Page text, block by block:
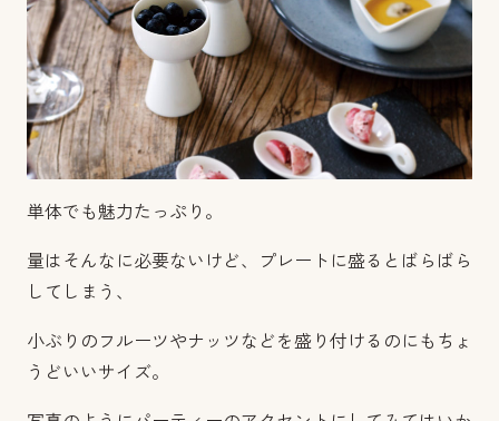
単体でも魅力たっぷり。
量はそんなに必要ないけど、プレートに盛るとばらばら
してしまう、
小ぶりのフルーツやナッツなどを盛り付けるのにもちょ
うどいいサイズ。